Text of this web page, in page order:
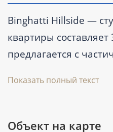
Binghatti Hillside —
квартиры
предлагается с
Показать полный текст
Объект на карте